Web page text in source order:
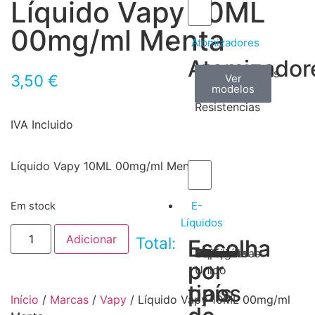
Atomizadores
Claromizadores
Ver
modelos
Reconstruíveis
Ver
modelos
Resistencias
Ver
modelos
E-
Líquidos
Escolha
por
tipos
Tabaco
Frutas
Bebidas
Frescos
Sobremesas
Escolha
por
país
Portugal
Alemanha
USA
Reino
Unido
Canadá
França
Malásia
Filipinas
Espanha
Polónia
Grécia
Líquido Vapy 10ML
00mg/ml Menta
3,50 €
IVA Incluido
Líquido Vapy 10ML 00mg/ml Menta
Em stock
Adicionar Total:
Início / Marcas / Vapy / Líquido Vapy 10ML 00mg/ml